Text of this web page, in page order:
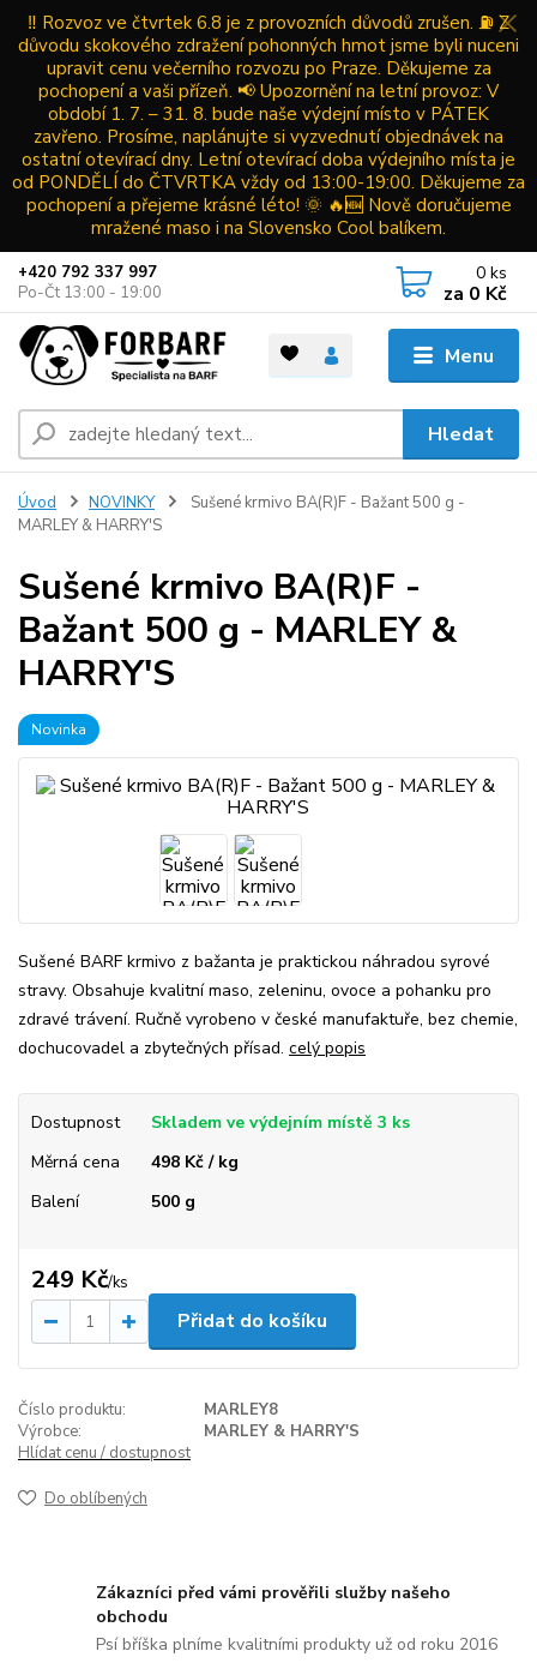
‼️ Rozvoz ve čtvrtek 6.8 je z provozních důvodů zrušen. ⛽ Z
důvodu skokového zdražení pohonných hmot jsme byli nuceni
upravit cenu večerního rozvozu po Praze. Děkujeme za
pochopení a vaši přízeň. 📢 Upozornění na letní provoz: V
období 1. 7. – 31. 8. bude naše výdejní místo v PÁTEK
zavřeno. Prosíme, naplánujte si vyzvednutí objednávek na
ostatní otevírací dny. Letní otevírací doba výdejního místa je
od PONDĚLÍ do ČTVRTKA vždy od 13:00-19:00. Děkujeme za
pochopení a přejeme krásné léto! 🌞 🔥🆕 Nově doručujeme
mražené maso i na Slovensko Cool balíkem.
Menu
Hledat
+420 792 337 997
Po-Čt 13:00 - 19:00
0 ks
za 0 Kč
Úvod NOVINKY
Sušené krmivo BA(R)F - Bažant 500 g -
MARLEY & HARRY'S
Sušené krmivo BA(R)F -
Bažant 500 g - MARLEY &
HARRY'S
Novinka
Sušené BARF krmivo z bažanta je praktickou náhradou syrové
stravy. Obsahuje kvalitní maso, zeleninu, ovoce a pohanku pro
zdravé trávení. Ručně vyrobeno v české manufaktuře, bez chemie,
dochucovadel a zbytečných přísad. celý popis
Dostupnost
Skladem ve výdejním místě 3 ks
Měrná cena
498 Kč / kg
Balení
500 g
249 Kč/ks
Přidat do košíku
Číslo produktu:
MARLEY8
Výrobce:
MARLEY & HARRY'S
Hlídat cenu / dostupnost
Do oblíbených
Zákazníci před vámi prověřili služby našeho
obchodu
Psí bříška plníme kvalitními produkty už od roku 2016